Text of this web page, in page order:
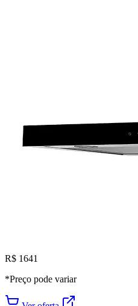
R$ 1641
*Preço pode variar